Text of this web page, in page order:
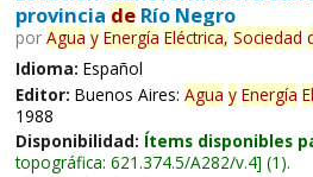
provincia deRío Negro
por Agua y Energía Eléctrica, Sociedad
Idioma: Español
Editor: Buenos Aires: Agua y Energía
1988
Disponibilidad: Ítems disponibles
topográfica: 621.374.5/A282/v.4 (1).